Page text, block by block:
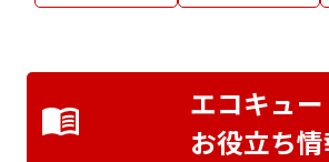
エコキュー
お役立ち